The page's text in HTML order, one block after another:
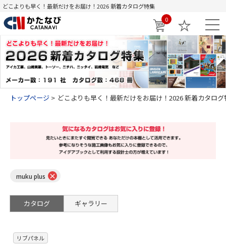
どこよりも早く！最新だけをお届け！2026 新着カタログ特集
0
トップページ どこよりも早く！最新だけをお届け！2026 新着カタログ
muku plus ×
カタログ ギャラリー
リブパネル